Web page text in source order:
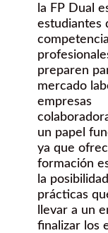
la FP Dual
estudiantes
preparen
mercado
empresas
un papel
ya que
formación
la
prácticas
llevar a un
finalizar los